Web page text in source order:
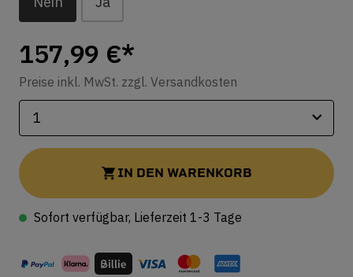
157,99 €*
Preise inkl. MwSt. zzgl. Versandkosten
IN DEN WARENKORB
Sofort verfügbar, Lieferzeit 1-3 Tage